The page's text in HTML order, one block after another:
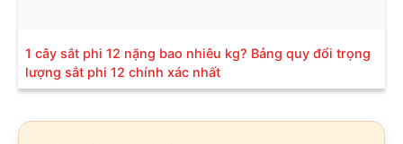
1 cây sắt phi 12 nặng bao nhiêu kg? Bảng quy đổi trọng
lượng sắt phi 12 chính xác nhất